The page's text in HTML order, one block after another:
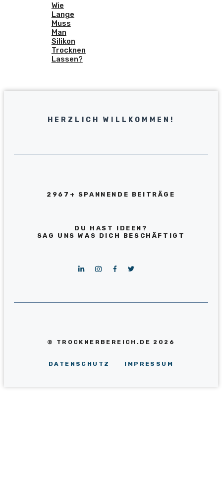
Wie
Lange
Muss
Man
Silikon
Trocknen
Lassen?
HERZLICH WILLKOMMEN!
2967+ SPANNENDE BEITRÄGE
DU HAST IDEEN?
SAG UNS WAS DICH BESCHÄFTIGT
© TROCKNERBEREICH.DE 2026
DATENSCHUTZ IMPRESSUM